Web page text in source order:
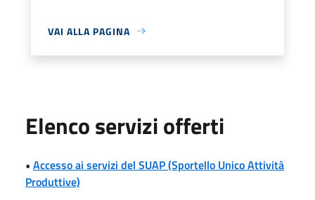
VAI ALLA PAGINA
Elenco servizi offerti
• Accesso ai servizi del SUAP (Sportello Unico Attività
Produttive)